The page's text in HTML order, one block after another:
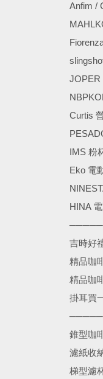
Anfim /
JOPER
Curtis
IMS 粉
Eko 電
HINA
吉時好
精品咖
精品咖
掛耳買
錐型咖
濾紙收
梯型濾